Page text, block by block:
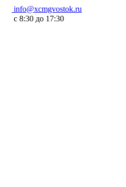
info@xcmgvostok.ru
с 8:30 до 17:30